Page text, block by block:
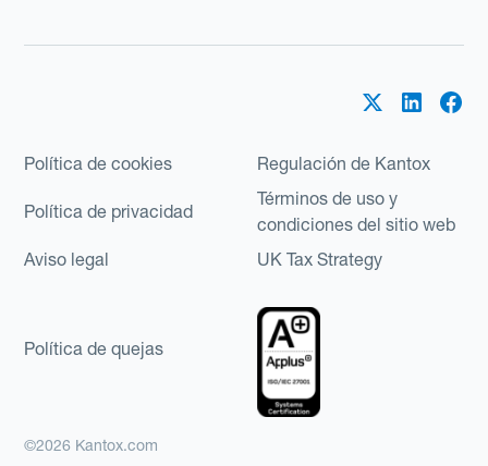
Política de cookies Regulación de Kantox
Política de privacidad
Términos de uso y
condiciones del sitio web
Aviso legal
UK Tax Strategy
Política de quejas
©2026 Kantox.com